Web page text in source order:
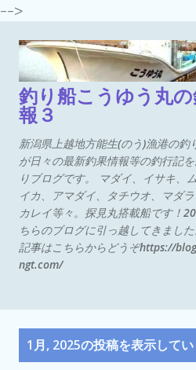
--> スキップしてメイン
釣り船こうゆう丸
報３
新潟県上越地方能生(のう)漁港の釣
が日々の最新釣果情報等の釣行記
りブログです。 マダイ、イサキ、
イカ、アマダイ、タチウオ、マダラ
カレイ等々。探見丸搭載船です！
ちらのブログに引っ越してきまし
記事はこちらからどうぞhttps://
ngt.com/
1月, 2025の投稿を表示して